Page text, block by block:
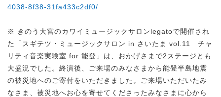
4038-8f38-31fa433c2df0/
※ きのう大宮のカワイミュージックサロンlegatoで開催され
た「スギテツ・ミュージックサロン in さいたま vol.11 チャ
リティ音楽実験室 for 能登」は、おかげさまで2ステージとも
大盛況でした。終演後、ご来場のみなさまから能登半島地震
の被災地へのご寄付をいただきました。ご来場いただいたみ
なさま、被災地へお心を寄せてくださったみなさまに心から